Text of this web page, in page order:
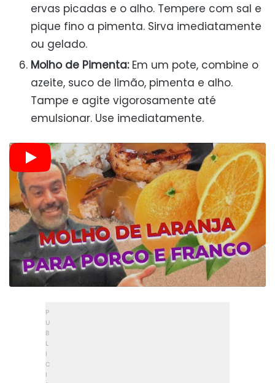
ervas picadas e o alho. Tempere com sal e
pique fino a pimenta. Sirva imediatamente
ou gelado.
Molho de Pimenta:Em um pote, combine o
azeite, suco de limão, pimenta e alho.
Tampe e agite vigorosamente até
emulsionar. Use imediatamente.